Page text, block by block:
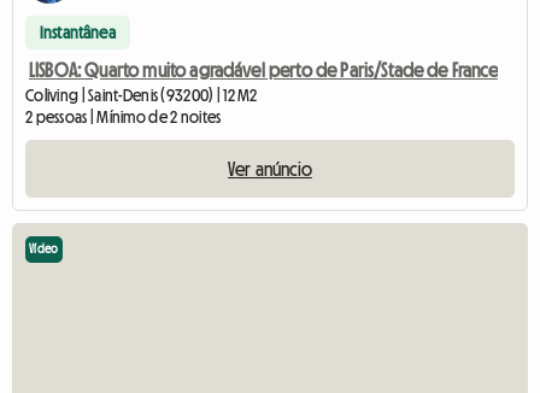
Instantânea
LISBOA: Quarto muito agradável perto de Paris/Stade de France
Coliving | Saint-Denis (93200) | 12 M2
2 pessoas | Mínimo de 2 noites
Ver anúncio
Vídeo